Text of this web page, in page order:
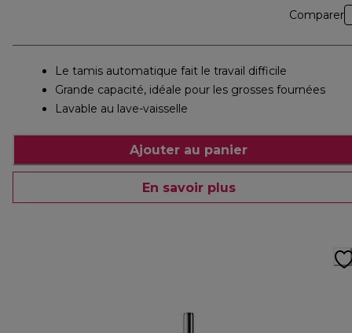
Comparer
Le tamis automatique fait le travail difficile
Grande capacité, idéale pour les grosses fournées
Lavable au lave-vaisselle
Ajouter au panier
En savoir plus